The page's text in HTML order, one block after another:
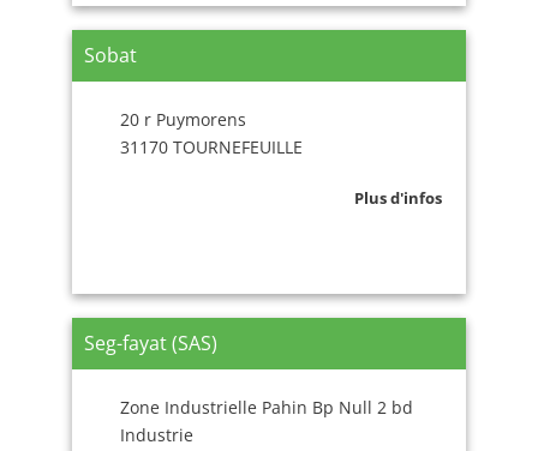
Sobat
20 r Puymorens
31170 TOURNEFEUILLE
Plus d'infos
Seg-fayat (SAS)
Zone Industrielle Pahin Bp Null 2 bd
Industrie